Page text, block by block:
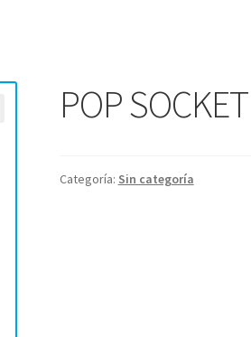
POP
Categoría: Sin categoría